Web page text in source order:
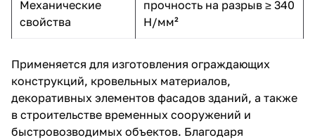
Механические
свойства
прочность на разрыв ≥ 340
Н/мм²
Применяется для изготовления ограждающих
конструкций, кровельных материалов,
декоративных элементов фасадов зданий, а также
в строительстве временных сооружений и
быстровозводимых объектов. Благодаря